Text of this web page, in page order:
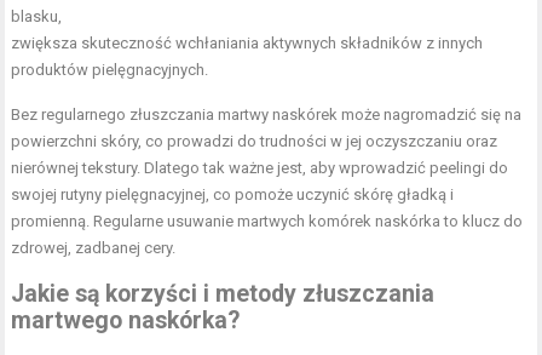
blasku,
zwiększa skuteczność wchłaniania aktywnych składników z innych
produktów pielęgnacyjnych.
Bez regularnego złuszczania martwy naskórek może nagromadzić się na
powierzchni skóry, co prowadzi do trudności w jej oczyszczaniu oraz
nierównej tekstury. Dlatego tak ważne jest, aby wprowadzić peelingi do
swojej rutyny pielęgnacyjnej, co pomoże uczynić skórę gładką i
promienną. Regularne usuwanie martwych komórek naskórka to klucz do
zdrowej, zadbanej cery.
Jakie są korzyści i metody złuszczania
martwego naskórka?